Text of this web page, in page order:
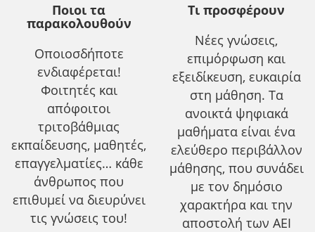
Ποιοι τα
παρακολουθούν
Οποιοσδήποτε
ενδιαφέρεται!
Φοιτητές και
απόφοιτοι
τριτοβάθμιας
εκπαίδευσης, μαθητές,
επαγγελματίες… κάθε
άνθρωπος που
επιθυμεί να διευρύνει
τις γνώσεις του!
Τι προσφέρουν
Νέες γνώσεις,
επιμόρφωση και
εξειδίκευση, ευκαιρία
στη μάθηση. Τα
ανοικτά ψηφιακά
μαθήματα είναι ένα
ελεύθερο περιβάλλον
μάθησης, που συνάδει
με τον δημόσιο
χαρακτήρα και την
αποστολή των ΑΕΙ